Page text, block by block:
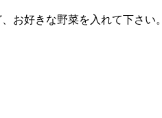
お好きな野菜を入れて下さい。